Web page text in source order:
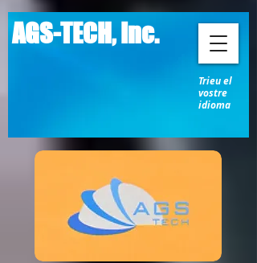
AGS-TECH, Inc.
Trieu el
vostre
idioma